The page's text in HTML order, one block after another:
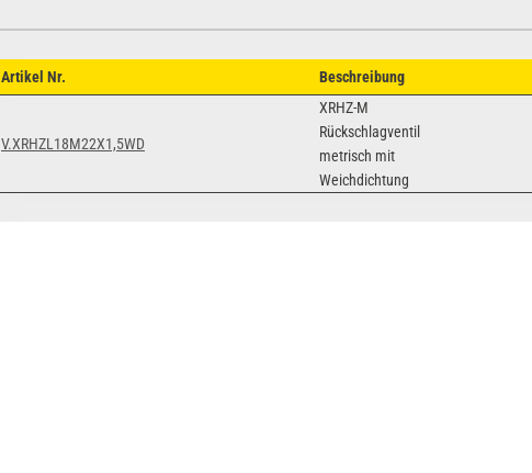
Artikel Nr. Beschreibung
V.XRHZL18M22X1,5WD
XRHZ-M
Rückschlagventil
metrisch mit
Weichdichtung